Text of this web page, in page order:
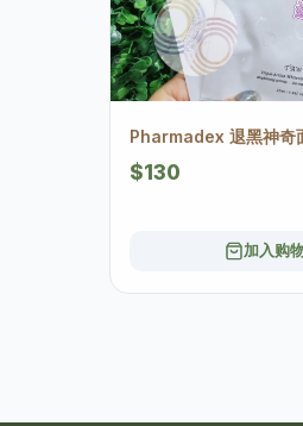
Pharmadex 退黑神奇
$130
加入购